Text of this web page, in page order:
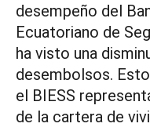
desempeño del
Ecuatoriano de
ha visto una
desembolsos.
el BIESS
de la cartera de